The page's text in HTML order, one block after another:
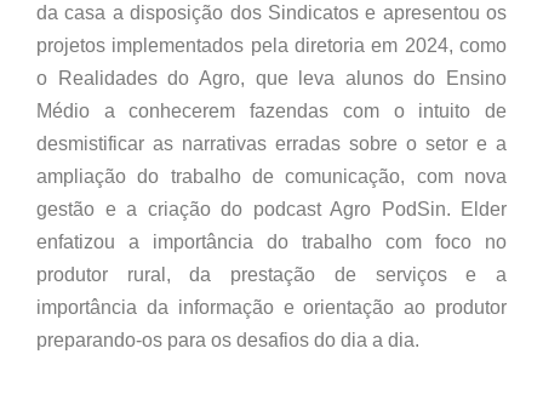
da casa a disposição dos Sindicatos e apresentou os
projetos implementados pela diretoria em 2024, como
o Realidades do Agro, que leva alunos do Ensino
Médio a conhecerem fazendas com o intuito de
desmistificar as narrativas erradas sobre o setor e a
ampliação do trabalho de comunicação, com nova
gestão e a criação do podcast Agro PodSin. Elder
enfatizou a importância do trabalho com foco no
produtor rural, da prestação de serviços e a
importância da informação e orientação ao produtor
preparando-os para os desafios do dia a dia.